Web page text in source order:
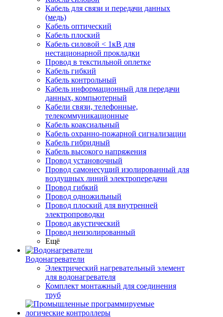
Кабель для связи и передачи данных
(медь)
Кабель оптический
Кабель плоский
Кабель силовой < 1кВ для
нестационарной прокладки
Провод в текстильной оплетке
Кабель гибкий
Кабель контрольный
Кабель информационный для передачи
данных, компьютерный
Кабели связи, телефонные,
телекоммуникационные
Кабель коаксиальный
Кабель охранно-пожарной сигнализации
Кабель гибридный
Кабель высокого напряжения
Провод установочный
Провод самонесущий изолированный для
воздушных линий электропередачи
Провод гибкий
Провод одножильный
Провод плоский для внутренней
электропроводки
Провод акустический
Провод неизолированный
Ещё
Водонагреватели
Электрический нагревательный элемент
для водонагревателя
Комплект монтажный для соединения
труб